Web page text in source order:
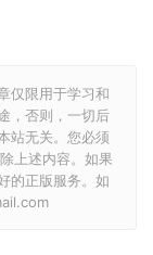
仅限用于学习和
，否则，一切后
站无关。您必须
上述内容。如果
的正版服务。如